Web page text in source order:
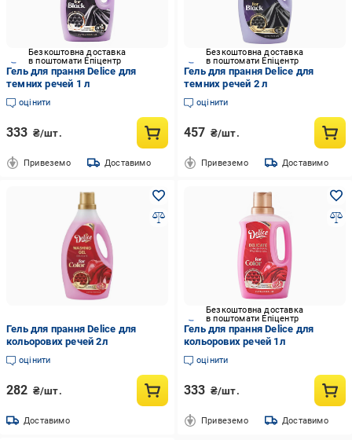
Безкоштовна доставка
в поштомати Епіцентр
Гель для прання Delice для
темних речей 1 л
оцінити
333 ₴/шт.
Привеземо Доставимо
Безкоштовна доставка
в поштомати Епіцентр
Гель для прання Delice для
темних речей 2 л
оцінити
457 ₴/шт.
Привеземо Доставимо
Гель для прання Delice для
кольорових речей 2л
оцінити
282 ₴/шт.
Доставимо
Безкоштовна доставка
в поштомати Епіцентр
Гель для прання Delice для
кольорових речей 1л
оцінити
333 ₴/шт.
Привеземо Доставимо